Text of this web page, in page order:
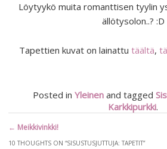
Löytyykö muita romanttisen tyylin
ällötysolon..? :D
Tapettien kuvat on lainattu täältä,
Posted in Yleinenand tagged
Karkkipurkki.
Artikkelien
selaus
← Meikkivinkki!
10 THOUGHTS ON “SISUSTUSJUTTUJA: TAPETIT”